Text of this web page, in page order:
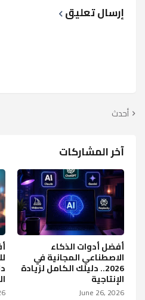
إرسال تعليق
أحدث
آخر المشاركات
أفضل أدوات الذكاء
الاصطناعي المجانية في
2026.. دليلك الكامل لزيادة
الإنتاجية
June 26, 2026